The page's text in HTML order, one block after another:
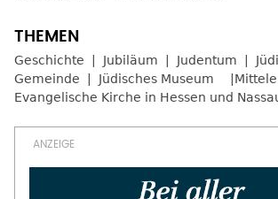
Geschichte Jubiläum Judentum
Gemeinde
Jüdisches Museum
Evangelische Kirche in Hessen und